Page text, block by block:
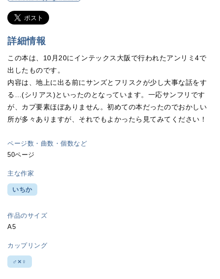
詳細情報
この本は、10月20にインテックス大阪で行われたアンリミ4で
出したものです。
内容は、地上に出る前にサンズとフリスクが少し大事な話をす
る…(シリアス)といったのとなっています。一応サンフリです
が、カプ要素ほぼありません。初めての本だったのでおかしい
所が多々ありますが、それでもよかったら見てみてください！
ページ数・曲数・個数など
50ページ
主な作家
いちか
作品のサイズ
A5
カップリング
♂×♀